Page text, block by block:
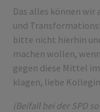
Das alles können
und
bitte nicht hierhin
machen wollen,
gegen diese Mittel
klagen, liebe
(Beifall bei der SPD